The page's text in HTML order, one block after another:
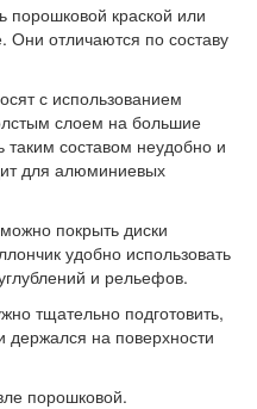
порошковой краской или
Они отличаются по составу
с использованием
слоем на большие
таким составом неудобно и
для алюминиевых
покрыть диски
удобно использовать
и рельефов.
тщательно подготовить,
держался на поверхности
порошковой.